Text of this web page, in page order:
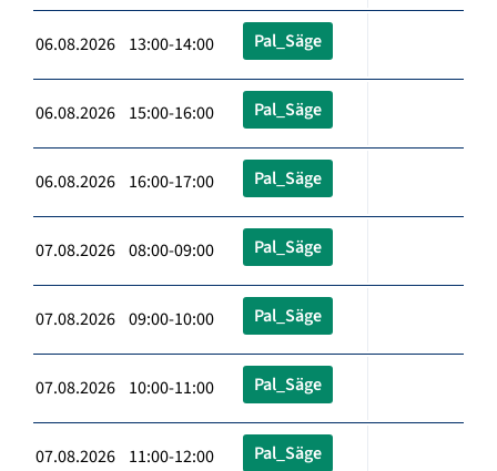
06.08.2026 13:00-14:00 Pal_Säge
06.08.2026 15:00-16:00 Pal_Säge
06.08.2026 16:00-17:00 Pal_Säge
07.08.2026 08:00-09:00 Pal_Säge
07.08.2026 09:00-10:00 Pal_Säge
07.08.2026 10:00-11:00 Pal_Säge
07.08.2026 11:00-12:00 Pal_Säge